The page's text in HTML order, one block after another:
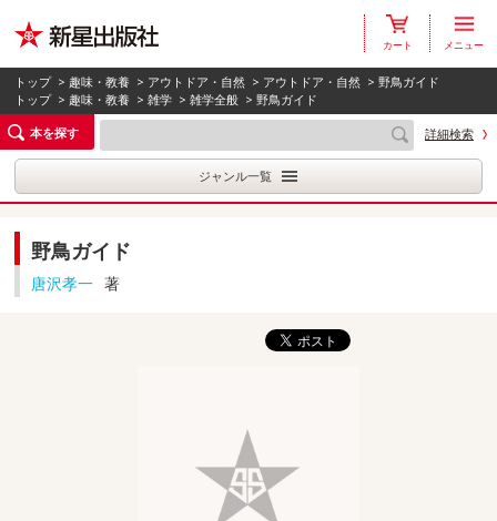
カート メニュー
トップ >趣味・教養 > アウトドア・自然 > アウトドア・自然 > 野鳥ガイド
トップ >趣味・教養 >雑学 >雑学全般 > 野鳥ガイド
本を探す
詳細検索
ジャンル一覧
野鳥ガイド
唐沢孝一 著